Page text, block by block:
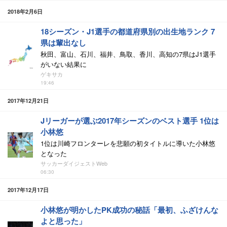
2018年2月6日
18シーズン・J1選手の都道府県別の出生地ランク 7
県は輩出なし
秋田、富山、石川、福井、鳥取、香川、高知の7県はJ1選手
がいない結果に
ゲキサカ
19:46
2017年12月21日
Jリーガーが選ぶ2017年シーズンのベスト選手 1位は
小林悠
1位は川崎フロンターレを悲願の初タイトルに導いた小林悠
となった
サッカーダイジェストWeb
06:30
2017年12月17日
小林悠が明かしたPK成功の秘話「最初、ふざけんな
よと思った」